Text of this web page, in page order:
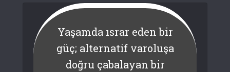
Yaşamda ısrar eden bir
güç; alternatif varoluşa
doğru çabalayan bir